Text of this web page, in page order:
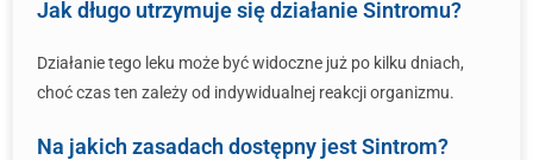
Jak długo utrzymuje się działanie Sintromu?
Działanie tego leku może być widoczne już po kilku dniach,
choć czas ten zależy od indywidualnej reakcji organizmu.
Na jakich zasadach dostępny jest Sintrom?